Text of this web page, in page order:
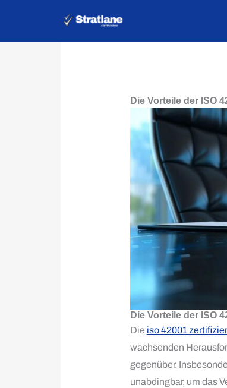
springen
Die Vorteile der ISO
Die Vorteile der ISO
Die iso 42001
wachsenden
gegenüber.
unabdingbar, um das